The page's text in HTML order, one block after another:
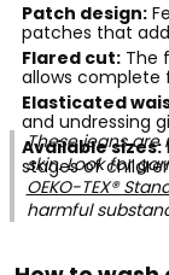
Patch design:
patches that
Flared cut:The
allows
Elasticated
and undressing
Available sizes:
stages of
These jeans are
skin. Look for
OEKO-TEX®
harmful